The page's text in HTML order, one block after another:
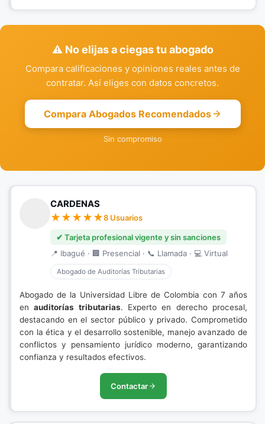
⚠️ No elijas a ciegas tu abogado
Compara calificaciones y opiniones reales antes de
contratar. Así eliges con datos concretos.
Compara Abogados Recomendados
Sin compromiso
CARDENAS
8 Usuarios
✔ Tarjeta profesional vigente y sin sanciones
📍 Ibagué · 🏢 Presencial · 📞 Llamada · 💻 Virtual
Abogado de Auditorías Tributarias
Abogado de la Universidad Libre de Colombia con 7 años
enauditorías tributarias. Experto en derecho procesal,
destacando en el sector público y privado. Comprometido
con la ética y el desarrollo sostenible, manejo avanzado de
conflictos y pensamiento jurídico moderno, garantizando
confianza y resultados efectivos.
Contactar